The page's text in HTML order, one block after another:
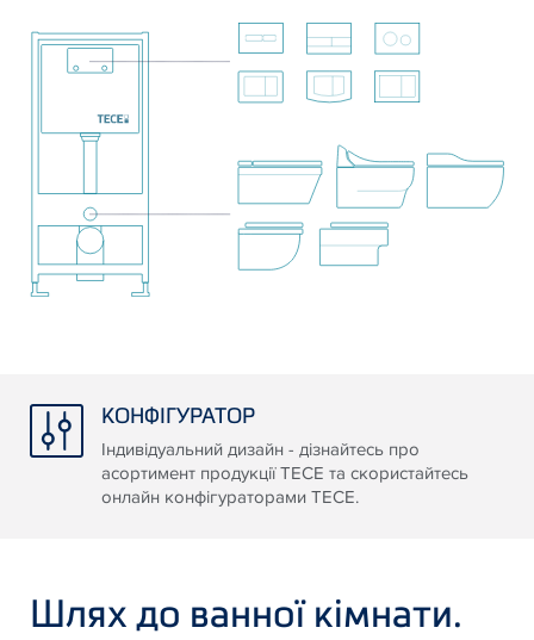
КОНФІГУРАТОР
Індивідуальний дизайн - дізнайтесь про
асортимент продукції ТЕСЕ та скористайтесь
онлайн конфігураторами ТЕСЕ.
Шлях до ванної кімнати.